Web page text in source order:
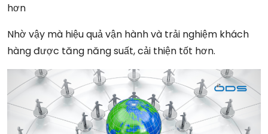
hơn
Nhờ vậy mà hiệu quả vận hành và trải nghiệm khách
hàng được tăng năng suất, cải thiện tốt hơn.